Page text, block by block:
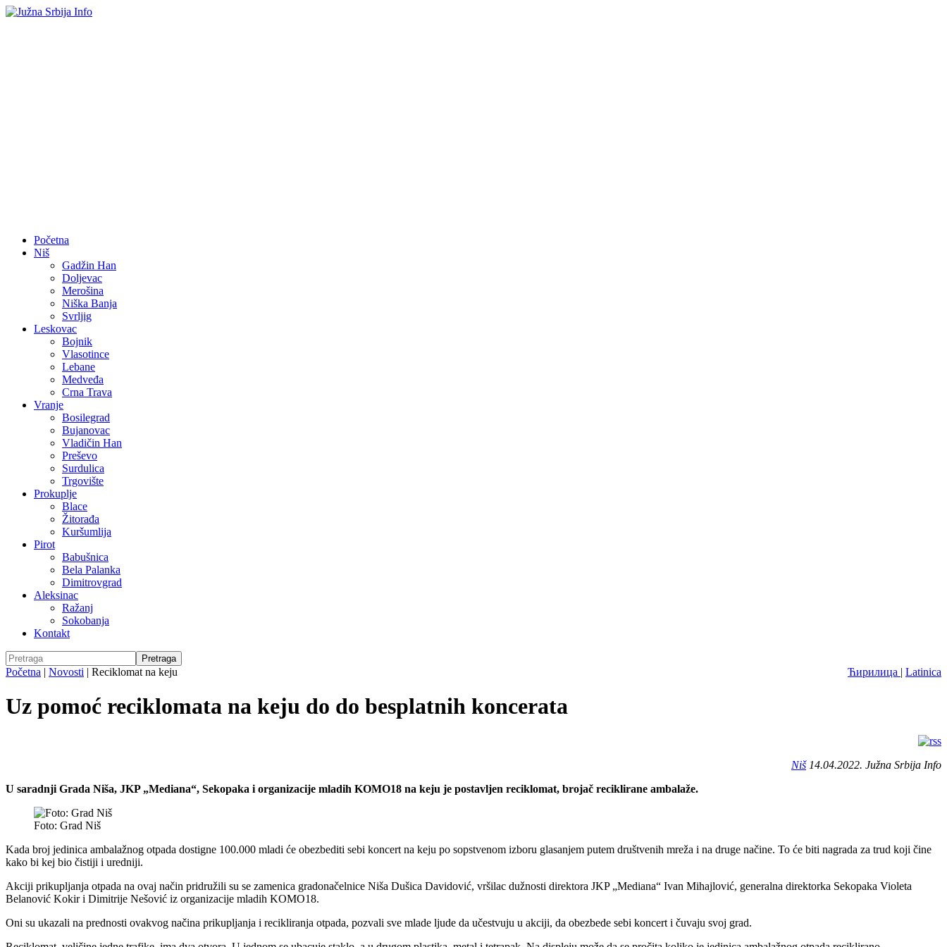
Početna
Niš
Gadžin Han
Doljevac
Merošina
Niška Banja
Svrljig
Leskovac
Bojnik
Vlasotince
Lebane
Medveđa
Crna Trava
Vranje
Bosilegrad
Bujanovac
Vladičin Han
Preševo
Surdulica
Trgovište
Prokuplje
Blace
Žitorađa
Kuršumlija
Pirot
Babušnica
Bela Palanka
Dimitrovgrad
Aleksinac
Ražanj
Sokobanja
Kontakt
Ћирилица | Latinica
Početna | Novosti | Reciklomat na keju
Uz pomoć reciklomata na keju do do besplatnih koncerata
Niš14.04.2022. Južna Srbija Info
U saradnji Grada Niša, JKP „Mediana“, Sekopaka i organizacije mladih KOMO18 na keju je postavljen reciklomat, brojač reciklirane ambalaže.
Foto: Grad Niš
Kada broj jedinica ambalažnog otpada dostigne 100.000 mladi će obezbediti sebi koncert na keju po sopstvenom izboru glasanjem putem društvenih mreža i na druge načine. To će biti nagrada za trud koji čine
kako bi kej bio čistiji i uredniji.
Akciji prikupljanja otpada na ovaj način pridružili su se zamenica gradonačelnice Niša Dušica Davidović, vršilac dužnosti direktora JKP „Mediana“ Ivan Mihajlović, generalna direktorka Sekopaka Violeta
Belanović Kokir i Dimitrije Nešović iz organizacije mladih KOMO18.
Oni su ukazali na prednosti ovakvog načina prikupljanja i recikliranja otpada, pozvali sve mlade ljude da učestvuju u akciji, da obezbede sebi koncert i čuvaju svoj grad.